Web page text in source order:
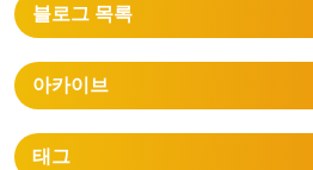
블로그 목록
아카이브
태그